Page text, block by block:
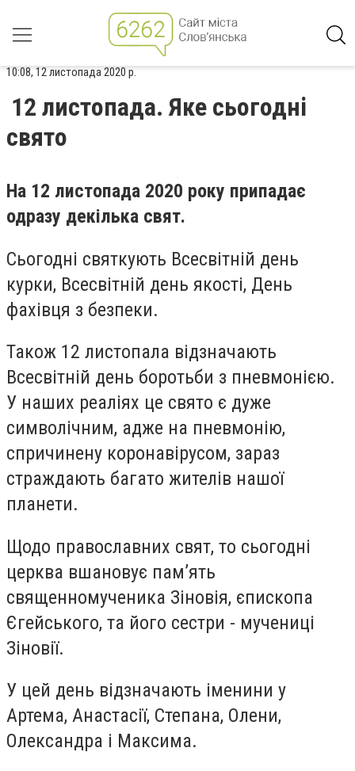
10:08, 12 листопада 2020 р.
12 листопада. Яке сьогодні
свято
На 12 листопада 2020 року припадає
одразу декілька свят.
Сьогодні святкують Всесвітній день
курки, Всесвітній день якості, День
фахівця з безпеки.
Також 12 листопала відзначають
Всесвітній день боротьби з пневмонією.
У наших реаліях це свято є дуже
символічним, адже на пневмонію,
спричинену коронавірусом, зараз
страждають багато жителів нашої
планети.
Щодо православних свят, то сьогодні
церква вшановує пам’ять
священномученика Зіновія, єпископа
Єгейського, та його сестри - мучениці
Зіновії.
У цей день відзначають іменини у
Артема, Анастасії, Степана, Олени,
Олександра і Максима.